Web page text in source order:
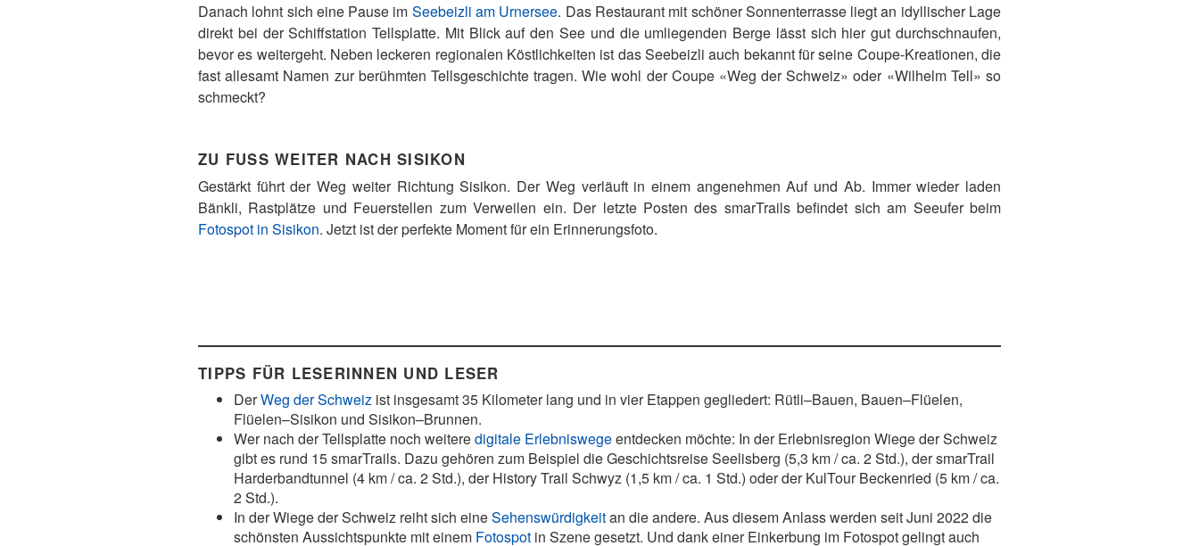
Danach lohnt sich eine Pause im Seebeizli am Urnersee. Das Restaurant mit schöner Sonnenterrasse liegt an idyllischer Lage
direkt bei der Schiffstation Tellsplatte. Mit Blick auf den See und die umliegenden Berge lässt sich hier gut durchschnaufen,
bevor es weitergeht. Neben leckeren regionalen Köstlichkeiten ist das Seebeizli auch bekannt für seine Coupe-Kreationen, die
fast allesamt Namen zur berühmten Tellsgeschichte tragen. Wie wohl der Coupe «Weg der Schweiz» oder «Wilhelm Tell» so
schmeckt?
ZU FUSS WEITER NACH SISIKON
Gestärkt führt der Weg weiter Richtung Sisikon. Der Weg verläuft in einem angenehmen Auf und Ab. Immer wieder laden
Bänkli, Rastplätze und Feuerstellen zum Verweilen ein. Der letzte Posten des smarTrails befindet sich am Seeufer beim
Fotospot in Sisikon. Jetzt ist der perfekte Moment für ein Erinnerungsfoto.
TIPPS FÜR LESERINNEN UND LESER
DerWeg der Schweiz ist insgesamt 35 Kilometer lang und in vier Etappen gegliedert: Rütli–Bauen, Bauen–Flüelen,
Flüelen–Sisikon und Sisikon–Brunnen.
Wer nach der Tellsplatte noch weiteredigitale Erlebniswegeentdecken möchte: In der Erlebnisregion Wiege der Schweiz
gibt es rund 15 smarTrails. Dazu gehören zum Beispiel die Geschichtsreise Seelisberg (5,3 km / ca. 2 Std.), der smarTrail
Harderbandtunnel (4 km / ca. 2 Std.), der History Trail Schwyz (1,5 km / ca. 1 Std.) oder der KulTour Beckenried (5 km / ca.
2 Std.).
In der Wiege der Schweiz reiht sich eineSehenswürdigkeitan die andere. Aus diesem Anlass werden seit Juni 2022 die
schönsten Aussichtspunkte mit einem Fotospot in Szene gesetzt. Und dank einer Einkerbung im Fotospot gelingt auch